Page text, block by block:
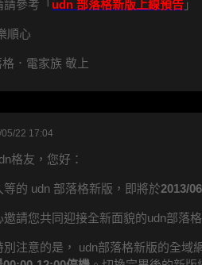
參考「 udn 部落格新版上線預告 」
順心
．電家族 敬上
22 17:04
格友，您好：
等的 udn 部落格新版，即將於2013/
邀請您共同迎接全新面貌的udn部落格
別注意的是， udn部落格新版的全域